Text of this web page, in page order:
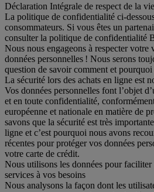
Déclaration Intégrale de respect de la
La politique de confidentialité ci-
consommateurs. Si vous êtes un
consulter la politique de confidentialité
Nous nous engageons à respecter votre
données personnelles ! Nous serons
question de savoir comment et
La sécurité lors des achats en ligne est
Vos données personnelles font l’objet
et en toute confidentialité,
européenne et nationale en matière de
savons que la sécurité est très
ligne et c’est pourquoi nous avons
récentes pour protéger vos données
votre carte de crédit.
Nous utilisons les données pour faciliter
services à vos besoins
Nous analysons la façon dont les